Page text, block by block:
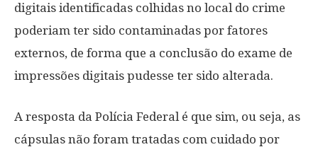
digitais identificadas colhidas no local do crime
poderiam ter sido contaminadas por fatores
externos, de forma que a conclusão do exame de
impressões digitais pudesse ter sido alterada.
A resposta da Polícia Federal é que sim, ou seja, as
cápsulas não foram tratadas com cuidado por